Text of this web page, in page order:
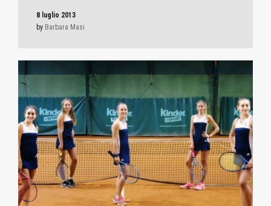
8 luglio 2013
by Barbara Masi